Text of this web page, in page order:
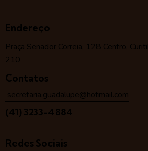
Endereço
Praça Senador Correia, 128 Centro,
210
Contatos
secretaria.guadalupe@hotmail.com
(41) 3233-4884
Redes Sociais